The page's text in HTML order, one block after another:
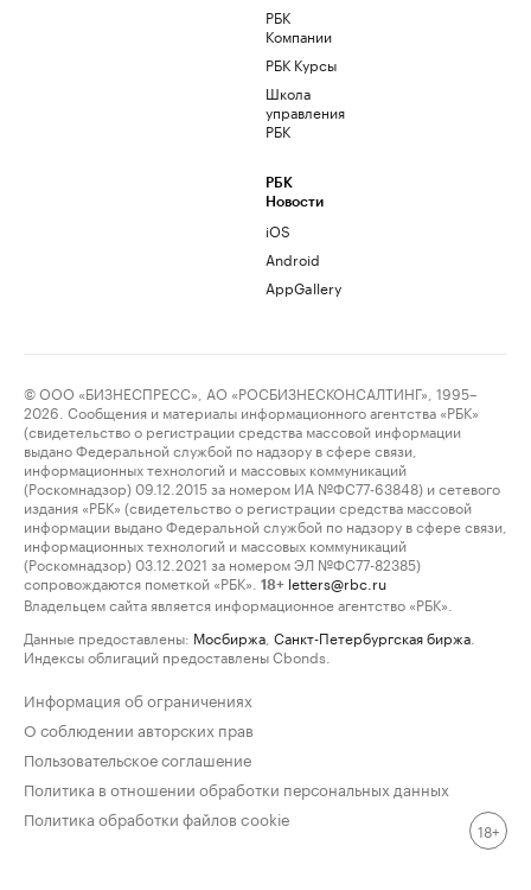
РБК
Компании
РБК Курсы
Школа
управления
РБК
РБК
Новости
iOS
Android
AppGallery
© ООО «БИЗНЕСПРЕСС», АО «РОСБИЗНЕСКОНСАЛТИНГ», 1995–
2026. Сообщения и материалы информационного агентства «РБК»
(свидетельство о регистрации средства массовой информации
выдано Федеральной службой по надзору в сфере связи,
информационных технологий и массовых коммуникаций
(Роскомнадзор) 09.12.2015 за номером ИА №ФС77-63848) и сетевого
издания «РБК» (свидетельство о регистрации средства массовой
информации выдано Федеральной службой по надзору в сфере связи,
информационных технологий и массовых коммуникаций
(Роскомнадзор) 03.12.2021 за номером ЭЛ №ФС77-82385)
сопровождаются пометкой «РБК».
18+ letters@rbc.ru
Владельцем сайта является информационное агентство «РБК».
Данные предоставлены: Мосбиржа Санкт-Петербургская биржа
Индексы облигаций предоставлены Cbonds.
Информация об ограничениях
О соблюдении авторских прав
Пользовательское соглашение
Политика в отношении обработки персональных данных
Политика обработки файлов cookie
18+